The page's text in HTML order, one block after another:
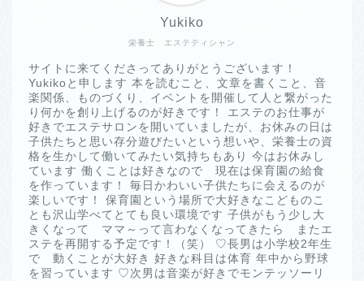
栄養士 エステティシャン
Yukiko
サイトに来てくださってありがとうございます！
Yukikoと申します 本を読むこと、文章を書くこと、音
楽関係、ものづくり、イベントを開催して人と繋がった
り何かを創り上げるのが好きです！ エステのお仕事が
好きでエステサロンを開いていましたが、お休みの日は
子供たちと思い存分遊びたいという想いや、栄養士の資
格を生かして働いてみたい気持ちもあり 今はお休みし
ています 働くことは好きなので 現在は保育園の給食
を作っています！ 毎日かわいい子供たちに会えるのが
楽しいです！ 保育園という場所で大好きなこどものこ
とも沢山学べてとても良い環境です 子供がもう少し大
きくなって ママ～って言わなくなってきたら またエ
ステを再開する予定です！（笑） ♡長男は小学校2年生
で 動くことが大好き 好きな科目は体育 年中から野球
を習っています ♡次男は音楽が好きでモンテッソーリ